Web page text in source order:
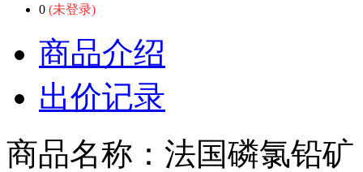
0 (未登录)
商品介绍
出价记录
商品名称： 法国磷氯铅矿